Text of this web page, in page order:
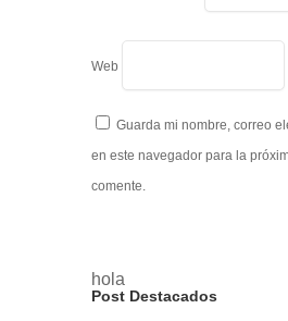
Web
Guarda mi nombre, correo
en este navegador para la
comente.
hola
Post Destacados